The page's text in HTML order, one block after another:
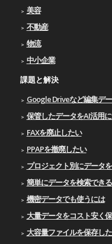
美容
不動産
物流
中小企業
課題と解決
Google Driveなど編集デ
保管したデータをAI活用
FAXを廃止したい
PPAPを撤廃したい
プロジェクト別にデータ
簡単にデータを検索でき
機密データでも使うには
大量データをコスト安く
大容量ファイルを保存し